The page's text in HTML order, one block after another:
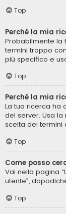
Top
Perché la mia
Probabilmente la
termini troppo
più specifico e
Top
Perché la mia
La tua ricerca ha
del server. Usa
scelta dei termini
Top
Come posso
Vai nella pagina
utente”,
Top